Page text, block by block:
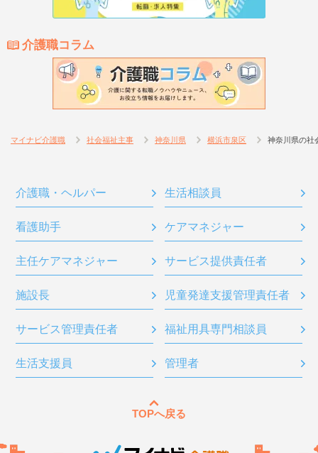
介護職コラム
マイナビ介護職 社会福祉主事 神奈川県 横浜市泉区 神奈川県の社
介護職・ヘルパー 生活相談員
看護助手 ケアマネジャー
主任ケアマネジャー サービス提供責任者
施設長 児童発達支援管理責任者
サービス管理責任者 福祉用具専門相談員
生活支援員 管理者
TOPへ戻る